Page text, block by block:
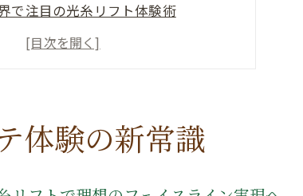
で注目の光糸リフト体験術
に光糸リフトが選ばれる理由
した光糸リフトの効果分析
効果でフェイスラインが変わる理由
体験の新常識